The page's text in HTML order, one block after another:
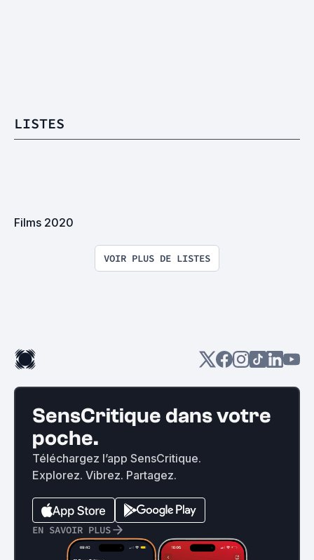
LISTES
Films 2020
VOIR PLUS DE LISTES
SensCritique dans votre
poche.
Téléchargez l’app SensCritique.
Explorez. Vibrez. Partagez.
EN SAVOIR PLUS